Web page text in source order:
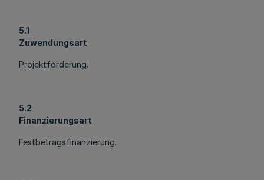
5.1
Zuwendungsart
Projektförderung.
5.2
Finanzierungsart
Festbetragsfinanzierung.